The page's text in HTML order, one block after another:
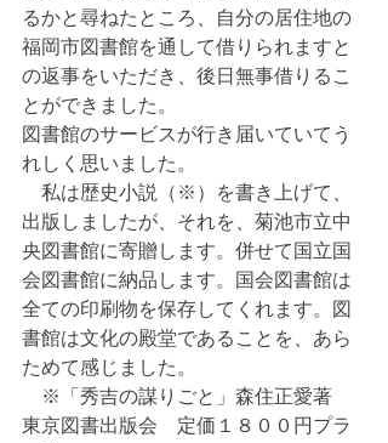
るかと尋ねたところ、自分の居住地の
福岡市図書館を通して借りられますと
の返事をいただき、後日無事借りるこ
とができました。
図書館のサービスが行き届いていてう
れしく思いました。
私は歴史小説（※）を書き上げて、
出版しましたが、それを、菊池市立中
央図書館に寄贈します。併せて国立国
会図書館に納品します。国会図書館は
全ての印刷物を保存してくれます。図
書館は文化の殿堂であることを、あら
ためて感じました。
※「秀吉の謀りごと」森住正愛著
東京図書出版会　定価１８００円プラ